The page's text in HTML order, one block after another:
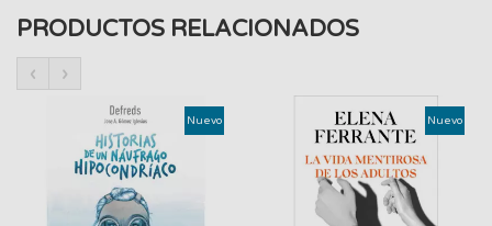
PRODUCTOS RELACIONADOS
‹ ›
Nuevo Nuevo